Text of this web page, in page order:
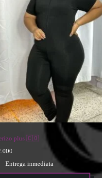
plus 🇨🇴
Entrega inmediata